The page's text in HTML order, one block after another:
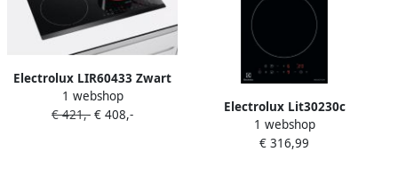
Electrolux LIR60433 Zwart
Ingebouwd 59 cm
Inductiekookplaat zones 4
1 webshop
€ 421,- € 408,-
Electrolux Lit30230c
Inductiekookplaat 30 Cm 2
Branders Zwart
1 webshop
€ 316,99